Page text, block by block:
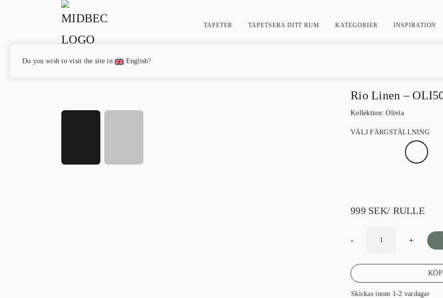
TAPETER TAPETSERA DITT RUM KATEGORIER INSPIRATION
Rio Linen –
Kollektion:Olivia
VÄLJ FÄRGSTÄLLNING
999 SEK/ RULLE
- +
Skickas inom 1-2 vardagar
Do you wish to visit the site in English?